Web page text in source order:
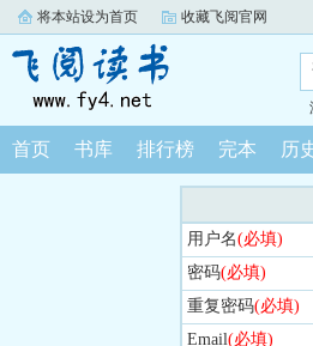
将本站设为首页 收藏飞阅官网
首页 书库 排行榜 完本 历
用户名(必填)
密码(必填)
重复密码(必填)
Email(必填)